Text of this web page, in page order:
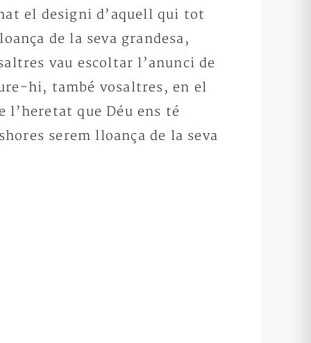
el designi d’aquell qui tot
de la seva grandesa,
vau escoltar l’anunci de
hi, també vosaltres, en el
l’heretat que Déu ens té
serem lloança de la seva